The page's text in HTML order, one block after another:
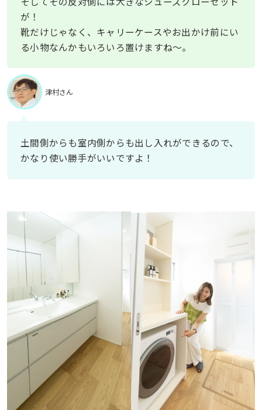
が！
靴だけじゃなく、キャリーケースやお出かけ前にい
る小物なんかもいろいろ置けますね〜。
津村さん
土間側からも室内側からも出し入れができるので、
かなり使い勝手がいいですよ！